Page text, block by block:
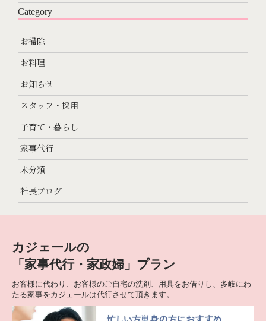
Category
お掃除
お料理
お知らせ
スタッフ・採用
子育て・暮らし
家事代行
未分類
社長ブログ
カジェールの
「家事代行・家政婦」プラン
お客様に代わり、お客様のご自宅の洗剤、用具をお借りし、多岐にわ
たる家事をカジェールは代行させて頂きます。